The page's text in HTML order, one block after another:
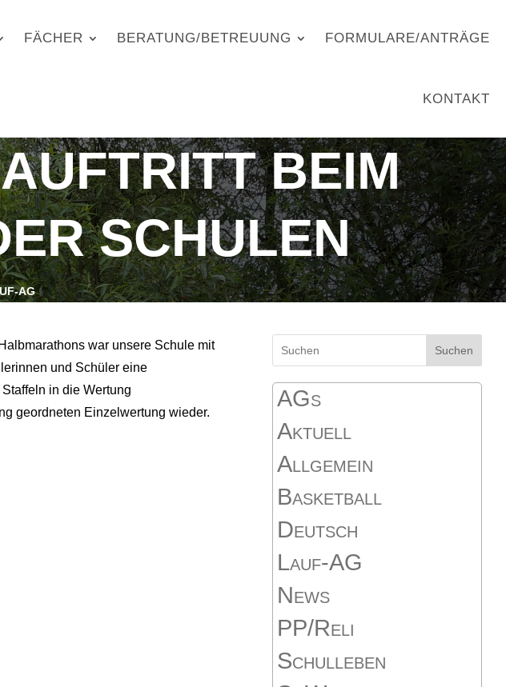
FÄCHER BERATUNG/BETREUUNG FORMULARE/ANTRÄGE
KONTAKT
BEIM
SCHULEN
AG
war unsere Schule mit
und Schüler eine
in die Wertung
geordneten Einzelwertung wieder.
Suchen
AGs
Aktuell
Allgemein
Basketball
Deutsch
Lauf-AG
News
PP/Reli
Schulleben